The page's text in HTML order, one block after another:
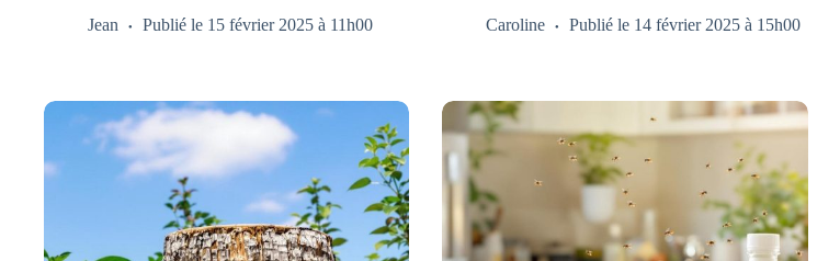
Jean
Publié le 15 février 2025 à 11h00
Caroline
Publié le 14 février 2025 à 15h00